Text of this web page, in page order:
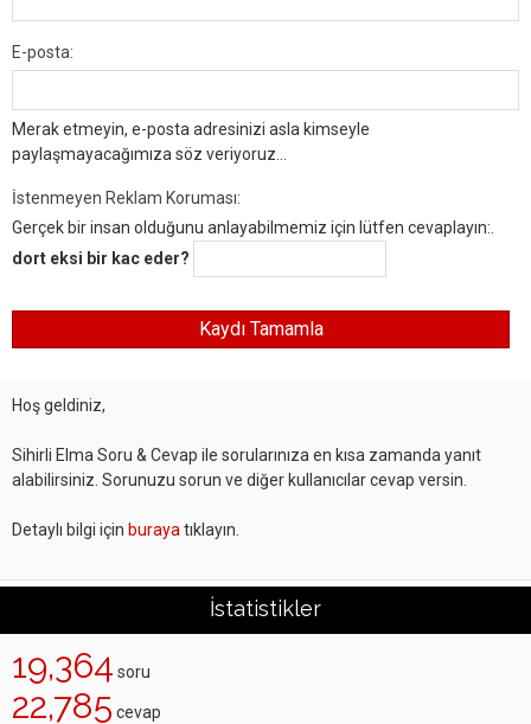
E-posta:
Merak etmeyin, e-posta adresinizi asla kimseyle
paylaşmayacağımıza söz veriyoruz...
İstenmeyen Reklam Koruması:
Gerçek bir insan olduğunu anlayabilmemiz için lütfen cevaplayın:.
dort eksi bir kac eder?
Hoş geldiniz,
Sihirli Elma Soru & Cevap ile sorularınıza en kısa zamanda yanıt
alabilirsiniz. Sorunuzu sorun ve diğer kullanıcılar cevap versin.
Detaylı bilgi için buraya tıklayın.
İstatistikler
19,364 soru
22,785 cevap